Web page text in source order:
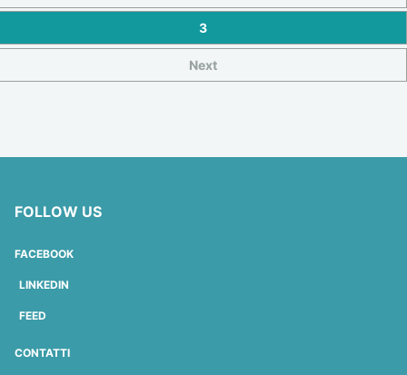
3
Next
FOLLOW US
FACEBOOK
LINKEDIN
FEED
CONTATTI